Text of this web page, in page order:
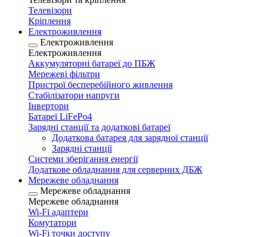
Телевізори
Кріплення
Електроживлення
Електроживлення
Електроживлення
Аккумуляторні батареї до ПБЖ
Мережеві фільтри
Пристрої бесперебійного живлення
Стабілізатори напруги
Інвертори
Батареї LiFePo4
Зарядні станції та додаткові батареї
Додаткова батарея для зарядної станції
Зарядні станції
Системи зберігання енергії
Додаткове обладнання для серверних ДБЖ
Мережеве обладнання
Мережеве обладнання
Мережеве обладнання
Wi-Fi адаптери
Комутатори
Wi-Fi точки доступу